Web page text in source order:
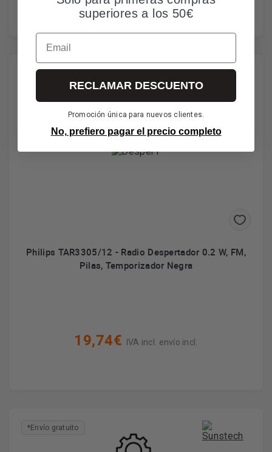
Philips TAR3305/12 - Radio Despertador 0.2 W, FM,
Pilas, Temporizador Negra
19,74€ IVA incl. envío incl.
*Envío gratuito
superiores a los 50€
Email
RECLAMAR DESCUENTO
Promoción única para nuevos clientes.
No, prefiero pagar el precio completo